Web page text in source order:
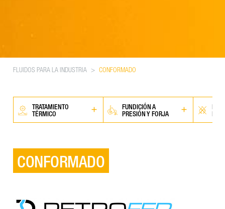
FLUIDOS PARA LA INDUSTRIA > CONFORMADO
TRATAMIENTO
TÉRMICO
FUNDICIÓN A
PRESIÓN Y FORJA
CONFORMADO